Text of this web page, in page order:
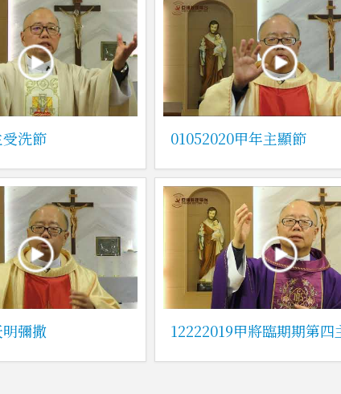
洗節 01052020甲年主顯節
彌撒 12222019甲將臨期期第四